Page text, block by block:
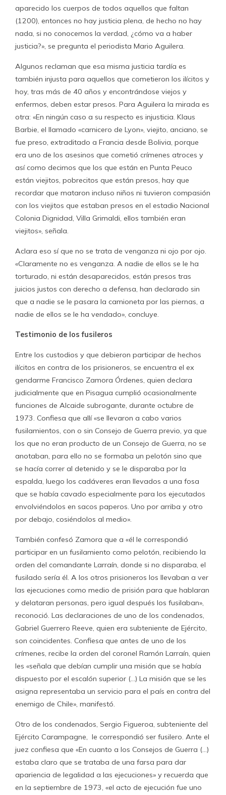
aparecido los cuerpos de todos aquellos que faltan
(1200), entonces no hay justicia plena, de hecho no hay
nada, si no conocemos la verdad, ¿cómo va a haber
justicia?», se pregunta el periodista Mario Aguilera.
Algunos reclaman que esa misma justicia tardía es
también injusta para aquellos que cometieron los ilícitos y
hoy, tras más de 40 años y encontrándose viejos y
enfermos, deben estar presos. Para Aguilera la mirada es
otra: «En ningún caso a su respecto es injusticia. Klaus
Barbie, el llamado «carnicero de Lyon», viejito, anciano, se
fue preso, extraditado a Francia desde Bolivia, porque
era uno de los asesinos que cometió crímenes atroces y
así como decimos que los que están en Punta Peuco
están viejitos, pobrecitos que están presos, hay que
recordar que mataron incluso niños ni tuvieron compasión
con los viejitos que estaban presos en el estadio Nacional
Colonia Dignidad, Villa Grimaldi, ellos también eran
viejitos», señala.
Aclara eso sí que no se trata de venganza ni ojo por ojo.
«Claramente no es venganza. A nadie de ellos se le ha
torturado, ni están desaparecidos, están presos tras
juicios justos con derecho a defensa, han declarado sin
que a nadie se le pasara la camioneta por las piernas, a
nadie de ellos se le ha vendado», concluye.
Testimonio de los fusileros
Entre los custodios y que debieron participar de hechos
ilícitos en contra de los prisioneros, se encuentra el ex
gendarme Francisco Zamora Órdenes, quien declara
judicialmente que en Pisagua cumplió ocasionalmente
funciones de Alcaide subrogante, durante octubre de
1973. Confiesa que allí «se llevaron a cabo varios
fusilamientos, con o sin Consejo de Guerra previo, ya que
los que no eran producto de un Consejo de Guerra, no se
anotaban, para ello no se formaba un pelotón sino que
se hacía correr al detenido y se le disparaba por la
espalda, luego los cadáveres eran llevados a una fosa
que se había cavado especialmente para los ejecutados
envolviéndolos en sacos paperos. Uno por arriba y otro
por debajo, cosiéndolos al medio».
También confesó Zamora que a «él le correspondió
participar en un fusilamiento como pelotón, recibiendo la
orden del comandante Larraín, donde si no disparaba, el
fusilado sería él. A los otros prisioneros los llevaban a ver
las ejecuciones como medio de prisión para que hablaran
y delataran personas, pero igual después los fusilaban»,
reconoció. Las declaraciones de uno de los condenados,
Gabriel Guerrero Reeve, quien era subteniente de Ejército,
son coincidentes. Confiesa que antes de uno de los
crímenes, recibe la orden del coronel Ramón Larraín, quien
les «señala que debían cumplir una misión que se había
dispuesto por el escalón superior (…) La misión que se les
asigna representaba un servicio para el país en contra del
enemigo de Chile», manifestó.
Otro de los condenados, Sergio Figueroa, subteniente del
Ejército Carampagne, le correspondió ser fusilero. Ante el
juez confiesa que «En cuanto a los Consejos de Guerra (…)
estaba claro que se trataba de una farsa para dar
apariencia de legalidad a las ejecuciones» y recuerda que
en la septiembre de 1973, «el acto de ejecución fue uno